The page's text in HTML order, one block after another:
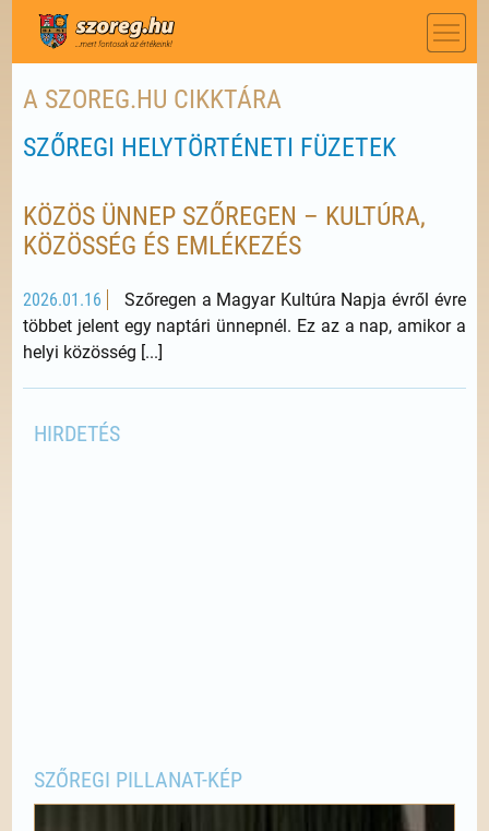
A SZOREG.HU CIKKTÁRA
SZŐREGI HELYTÖRTÉNETI FÜZETEK
KÖZÖS ÜNNEP SZŐREGEN – KULTÚRA,
KÖZÖSSÉG ÉS EMLÉKEZÉS
2026.01.16
Szőregen a Magyar Kultúra Napja évről évre
többet jelent egy naptári ünnepnél. Ez az a nap, amikor a
helyi közösség [...]
HIRDETÉS
SZŐREGI PILLANAT-KÉP